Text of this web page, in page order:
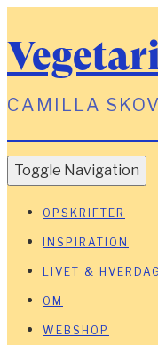
CAMILLA SKOV
Toggle Navigation
OPSKRIFTER
INSPIRATION
LIVET &
OM
WEBSHOP